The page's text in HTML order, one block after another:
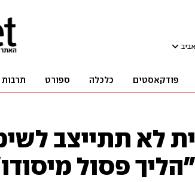
פודקאסטים כלכלה ספורט תרבות
לא תתייצב
פסול